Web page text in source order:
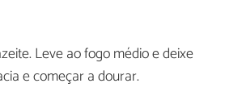
Leve ao fogo médio e deixe
e começar a dourar.